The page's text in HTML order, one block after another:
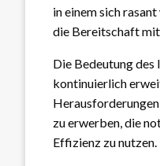
in einem sich
die Bereitschaft
Die Bedeutung des
kontinuierlich
zu erwerben, die
Effizienz zu nutzen.